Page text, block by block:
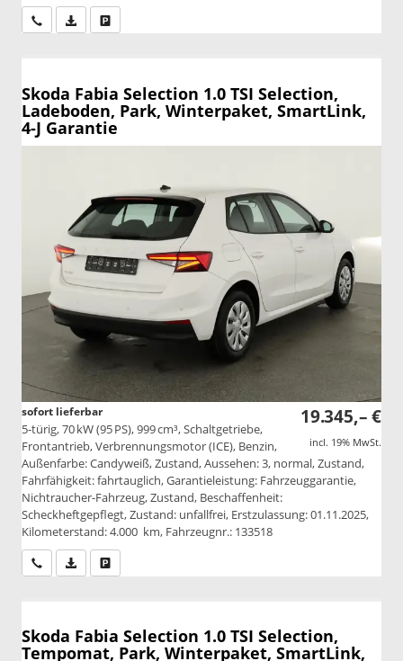
Wir rufen Sie anPDF-Datei, Fahrzeugexposé drucken
Skoda Fabia Selection 1.0 TSI Selection,
Ladeboden, Park, Winterpaket, SmartLink,
4-J Garantie
19.345,– €
incl. 19% MwSt.
sofort lieferbar
5-türig, 70 kW (95 PS), 999 cm³, Schaltgetriebe,
Frontantrieb, Verbrennungsmotor (ICE), Benzin,
Außenfarbe: Candyweiß, Zustand, Aussehen: 3, normal, Zustand,
Fahrfähigkeit: fahrtauglich, Garantieleistung: Fahrzeuggarantie,
Nichtraucher-Fahrzeug, Zustand, Beschaffenheit:
Scheckheftgepflegt, Zustand: unfallfrei, Erstzulassung: 01.11.2025,
Kilometerstand: 4.000 km, Fahrzeugnr.: 133518
Wir rufen Sie anPDF-Datei, Fahrzeugexposé drucken
Skoda Fabia Selection 1.0 TSI Selection,
Tempomat, Park, Winterpaket, SmartLink,